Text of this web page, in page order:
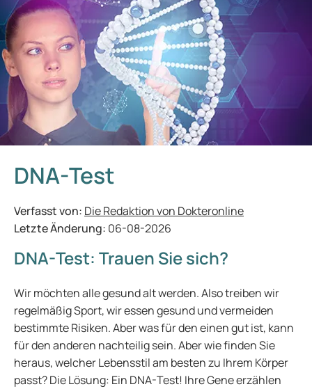
DNA-Test
Verfasst von: Die Redaktion von Dokteronline
Letzte Änderung: 06-08-2026
DNA-Test: Trauen Sie sich?
Wir möchten alle gesund alt werden. Also treiben wir
regelmäßig Sport, wir essen gesund und vermeiden
bestimmte Risiken. Aber was für den einen gut ist, kann
für den anderen nachteilig sein. Aber wie finden Sie
heraus, welcher Lebensstil am besten zu Ihrem Körper
passt? Die Lösung: Ein DNA-Test! Ihre Gene erzählen